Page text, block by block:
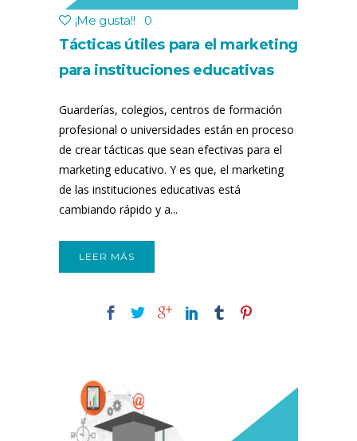
¡Me gusta!! 0
Tácticas útiles para el marketing
para instituciones educativas
Guarderías, colegios, centros de formación
profesional o universidades están en proceso
de crear tácticas que sean efectivas para el
marketing educativo. Y es que, el marketing
de las instituciones educativas está
cambiando rápido y a...
LEER MÁS